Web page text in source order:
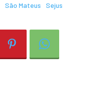
São Mateus
Sejus